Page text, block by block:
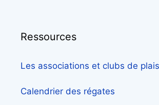
Ressources
Les associations et clubs de
Calendrier des régates